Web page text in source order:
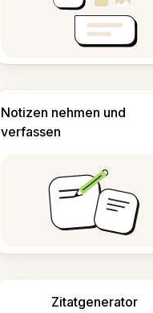
Notizen nehmen und
verfassen
Zitatgenerator